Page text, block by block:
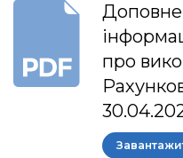
про